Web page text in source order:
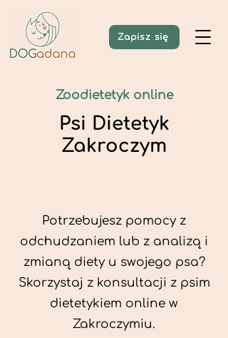
Zapisz się
Zoodietetyk online
Psi Dietetyk
Zakroczym
Potrzebujesz pomocy z
odchudzaniem lub z analizą i
zmianą diety u swojego psa?
Skorzystaj z konsultacji z psim
dietetykiem online w
Zakroczymiu.